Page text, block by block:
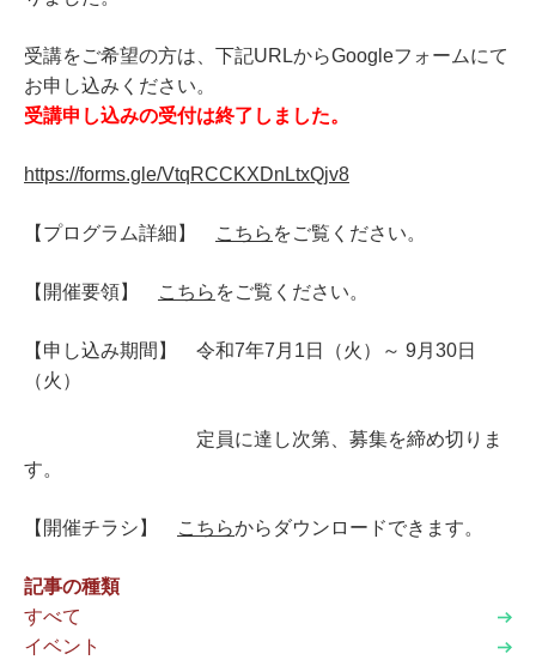
受講をご希望の方は、下記URLからGoogleフォームにて
お申し込みください。
受講申し込みの受付は終了しました。
https://forms.gle/VtqRCCKXDnLtxQjv8
【プログラム詳細】 こちら をご覧ください。
【開催要領】 こちら をご覧ください。
【申し込み期間】 令和7年7 月 1 日（火）～ 9月 30日
（火）
定員に達し次第、募集を締め切りま
す。
【開催チラシ】 こちらからダウンロードできます。
記事の種類
すべて
イベント